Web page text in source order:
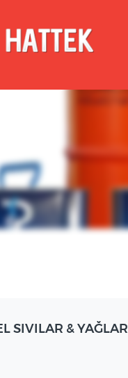
SIVILAR & YAĞLAR